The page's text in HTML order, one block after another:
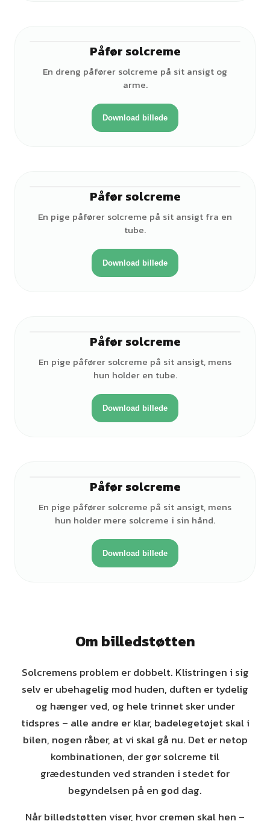
Påfør solcreme
En dreng påfører solcreme på sit ansigt og
arme.
Download billede
Påfør solcreme
En pige påfører solcreme på sit ansigt fra en
tube.
Download billede
Påfør solcreme
En pige påfører solcreme på sit ansigt, mens
hun holder en tube.
Download billede
Påfør solcreme
En pige påfører solcreme på sit ansigt, mens
hun holder mere solcreme i sin hånd.
Download billede
Om billedstøtten
Solcremens problem er dobbelt. Klistringen i sig
selv er ubehagelig mod huden, duften er tydelig
og hænger ved, og hele trinnet sker under
tidspres – alle andre er klar, badelegetøjet skal i
bilen, nogen råber, at vi skal gå nu. Det er netop
kombinationen, der gør solcreme til
grædestunden ved stranden i stedet for
begyndelsen på en god dag.
Når billedstøtten viser, hvor cremen skal hen –